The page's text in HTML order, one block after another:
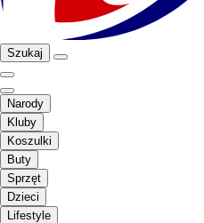
Szukaj
Narody
Kluby
Koszulki
Buty
Sprzęt
Dzieci
Lifestyle